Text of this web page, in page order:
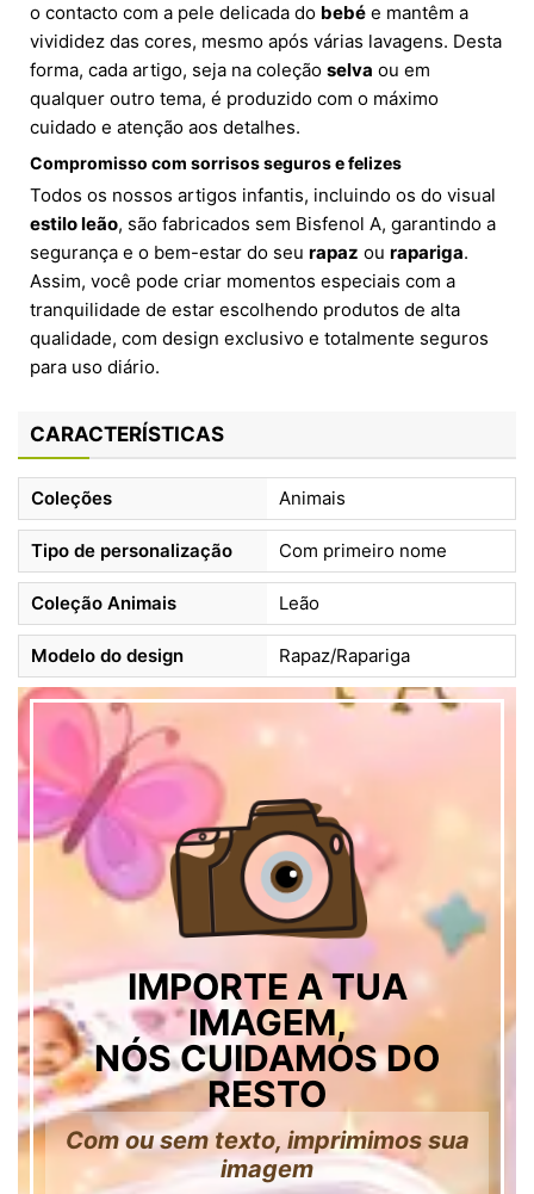
o contacto com a pele delicada do bebé e mantêm a
vivididez das cores, mesmo após várias lavagens. Desta
forma, cada artigo, seja na coleção selva ou em
qualquer outro tema, é produzido com o máximo
cuidado e atenção aos detalhes.
Compromisso com sorrisos seguros e felizes
Todos os nossos artigos infantis, incluindo os do visual
estilo leão, são fabricados sem Bisfenol A, garantindo a
segurança e o bem-estar do seu rapaz ou rapariga.
Assim, você pode criar momentos especiais com a
tranquilidade de estar escolhendo produtos de alta
qualidade, com design exclusivo e totalmente seguros
para uso diário.
CARACTERÍSTICAS
Coleções Animais
Tipo de personalização Com primeiro nome
Coleção Animais Leão
Modelo do design Rapaz/Rapariga
IMPORTE A TUA
IMAGEM,
NÓS CUIDAMOS DO
RESTO
Com ou sem texto, imprimimos sua
imagem